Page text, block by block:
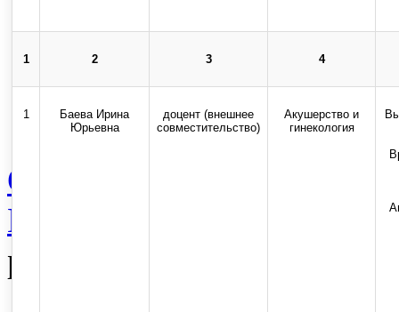
1 2 3 4
1
Баева Ирина
Юрьевна
доцент (внешнее
совместительство)
Акушерство и
гинекология
Сведения об
Вспомогательная
работников